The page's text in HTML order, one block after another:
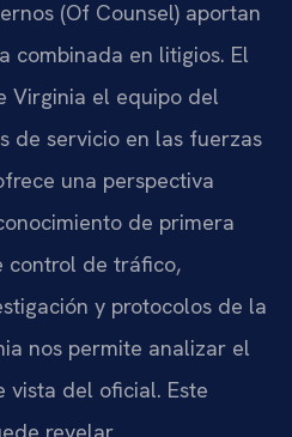
(Of Counsel) aportan
combinada en litigios. El
Virginia el equipo del
de servicio en las fuerzas
una perspectiva
de primera
control de tráfico,
y protocolos de la
nos permite analizar el
vista del oficial. Este
revelar